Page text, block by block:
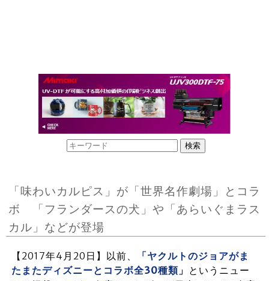
「味わいカルピス」が「世界名作劇場」とコラ
ボ 「フランダースの犬」や「あらいぐまラス
カル」などが登場
【2017年4月20日】以前、
「ヤクルトのジョアがま
たまたディズニーとコラボ全30種類」 というニュー